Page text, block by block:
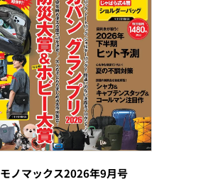
モノマックス2026年9月号